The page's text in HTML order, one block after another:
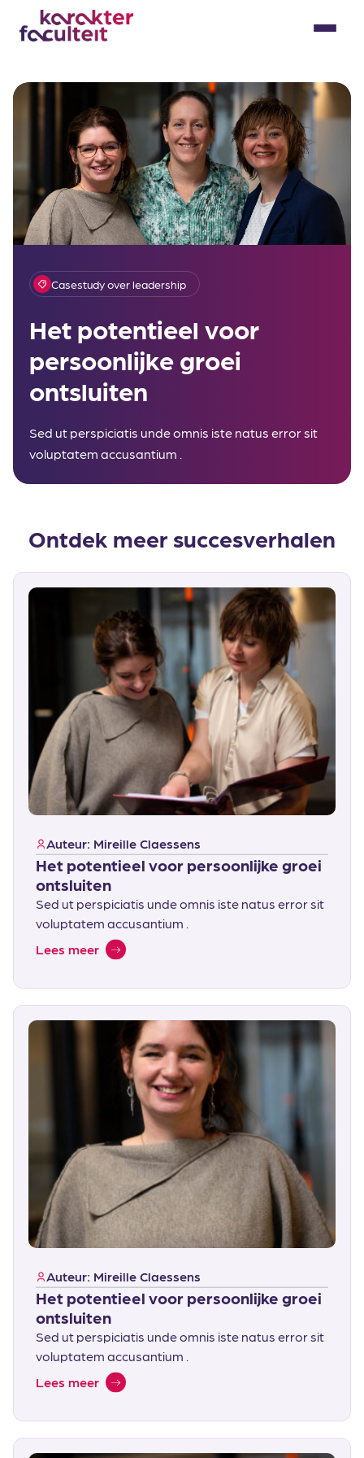
Menu
Casestudy over leadership
Het potentieel voor
persoonlijke groei
ontsluiten
Sed ut perspiciatis unde omnis iste natus error sit
voluptatem accusantium .
Ontdek meer succesverhalen
Auteur: Mireille Claessens
Het potentieel voor persoonlijke groei
ontsluiten
Sed ut perspiciatis unde omnis iste natus error sit
voluptatem accusantium .
Lees meer
Auteur: Mireille Claessens
Het potentieel voor persoonlijke groei
ontsluiten
Sed ut perspiciatis unde omnis iste natus error sit
voluptatem accusantium .
Lees meer